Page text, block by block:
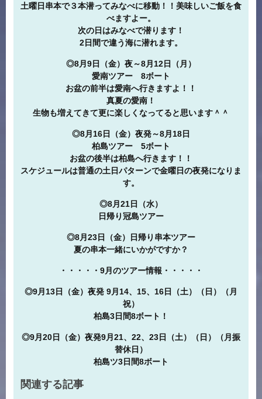
土曜日串本で３本潜ってみなべに移動！！美味しいご飯を食
べますよー。
次の日はみなべで潜ります！
2日間で違う海に潜れます。
◎8月9日（金）夜～8月12日（月）
愛南ツアー 8ボート
お盆の前半は愛南へ行きますよ！！
真夏の愛南！
生物も増えてきて更に楽しくなってると思います＾＾
◎8月16日（金）夜発～8月18日
柏島ツアー 5ボート
お盆の後半は柏島へ行きます！！
スケジュールは普通の土日パターンで金曜日の夜発になりま
す。
◎8月21日（水）
日帰り冠島ツアー
◎8月23日（金）日帰り串本ツアー
夏の串本一緒にいかがですか？
・・・・・9月のツアー情報・・・・・
◎9月13日（金）夜発 9月14、15、16日（土）（日）（月
祝）
柏島3日間8ボート！
◎9月20日（金）夜発9月21、22、23日（土）（日）（月振
替休日）
柏島ツ3日間8ボート
関連する記事